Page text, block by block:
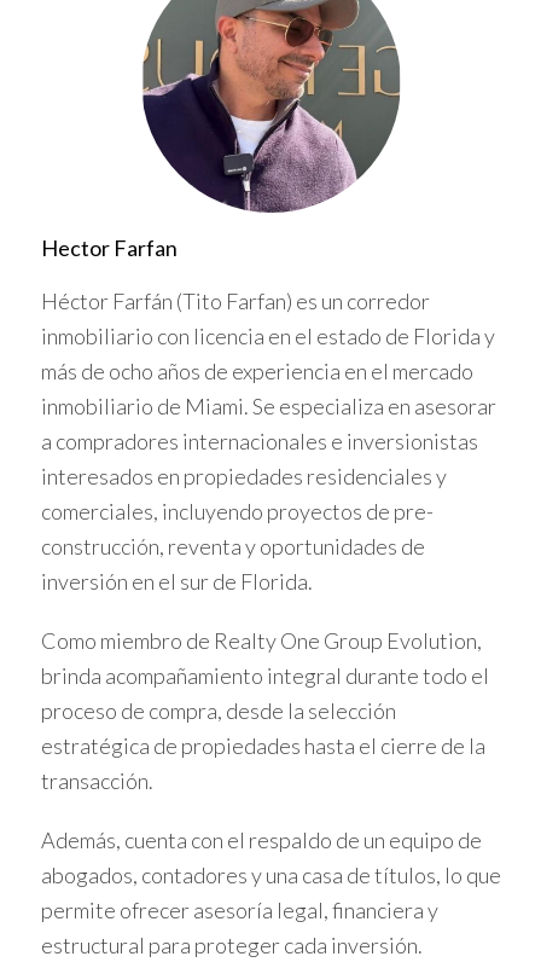
Estudio de caso: Inversión en el sector
tecnológico
Un amigo decidió invertir en una startup tecnológica en
Medellín. Aunque la inversión inicial fue modesta, la
empresa creció rápidamente y triplicó su valor en tres
años. Esto muestra cómo las inversiones locales pueden
Estudio de caso: Bienes raíces en Colombia
Una familia compró un apartamento en Bogotá hace
cinco años. Ahora, el valor del inmueble ha aumentado
significativamente debido a la gentrificación de la zona.
Este tipo de inversiones pueden ofrecer un retorno
atractivo a largo plazo.
INVERSIONES EN MIAMI
Miami es conocida por su ambiente internacional y su
ventajas son:
Estabilidad económica: La economía de Miami es
diversificada y resistente a crisis económicas.
Seguridad jurídica:Las leyes protegen a los
inversionistas, lo que brinda tranquilidad.
fluctuaciones económicas locales.
Estudio de caso: Mercado inmobiliario en
Miami
Hector Farfan
Héctor Farfán (Tito Farfan) es un corredor
inmobiliario con licencia en el estado de Florida y
más de ocho años de experiencia en el mercado
inmobiliario de Miami. Se especializa en asesorar
a compradores internacionales e inversionistas
interesados en propiedades residenciales y
comerciales, incluyendo proyectos de pre-
construcción, reventa y oportunidades de
inversión en el sur de Florida.
Como miembro de Realty One Group Evolution,
brinda acompañamiento integral durante todo el
proceso de compra, desde la selección
estratégica de propiedades hasta el cierre de la
transacción.
Además, cuenta con el respaldo de un equipo de
abogados, contadores y una casa de títulos, lo que
permite ofrecer asesoría legal, financiera y
estructural para proteger cada inversión.